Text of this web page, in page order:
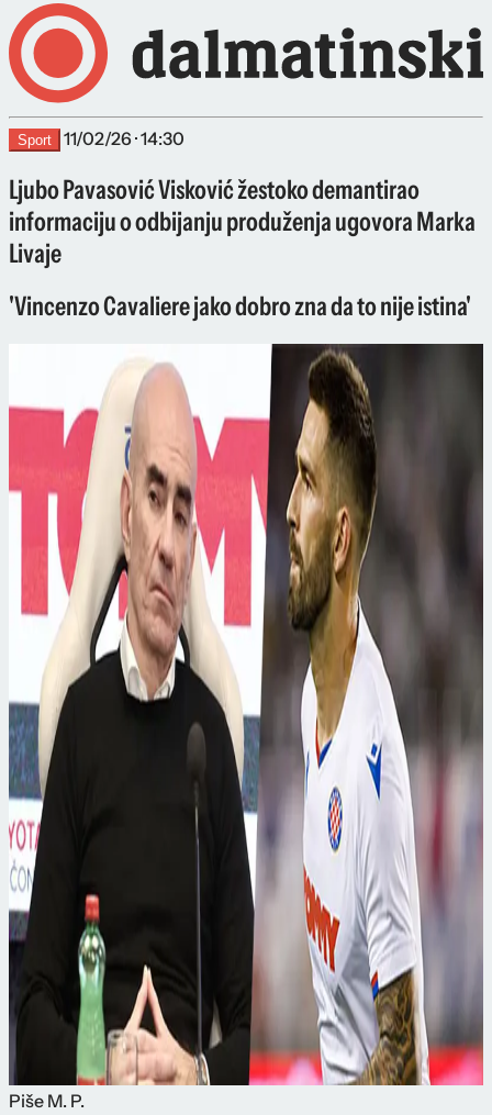
Sport 11/02/26 · 14:30
Ljubo Pavasović Visković žestoko demantirao
informaciju o odbijanju produženja ugovora Marka
Livaje
'Vincenzo Cavaliere jako dobro zna da to nije istina'
Piše M. P.